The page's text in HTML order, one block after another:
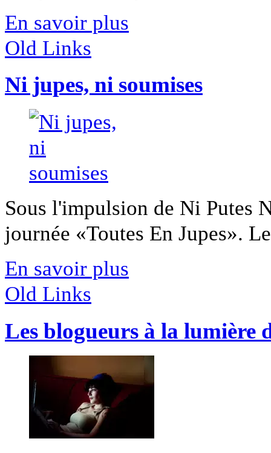
En savoir plus
Old Links
Ni jupes, ni soumises
Sous l'impulsion de Ni Putes
journée «Toutes En Jupes».
En savoir plus
Old Links
Les blogueurs à la lumière